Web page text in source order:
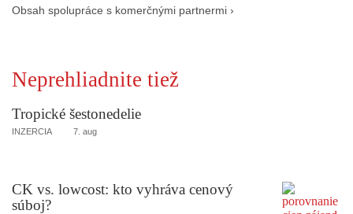
Obsah spolupráce s komerčnými partnermi ›
Neprehliadnite tiež
Tropické šestonedelie
INZERCIA 7. aug
CK vs. lowcost: kto vyhráva cenový
súboj?